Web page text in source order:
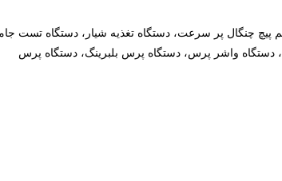
چنگال پر سرعت، دستگاه تغذیه شیار، دستگاه تست
دستگاه واشر پرس، دستگاه پرس بلبرینگ، دستگاه پرس